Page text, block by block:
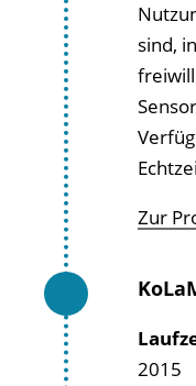
sind,
Zur
2015